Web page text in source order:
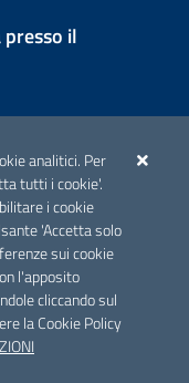
analitici. Per
tutti i cookie'.
i cookie
'Accetta solo
sui cookie
l'apposito
cliccando sul
la Cookie Policy
il
alle condizioni
CE e dal d.lgs.